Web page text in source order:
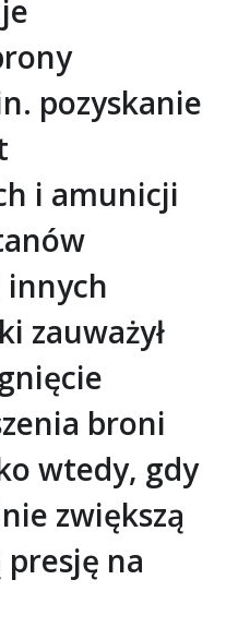
pozyskanie
i amunicji
innych
zauważył
broni
wtedy, gdy
zwiększą
na